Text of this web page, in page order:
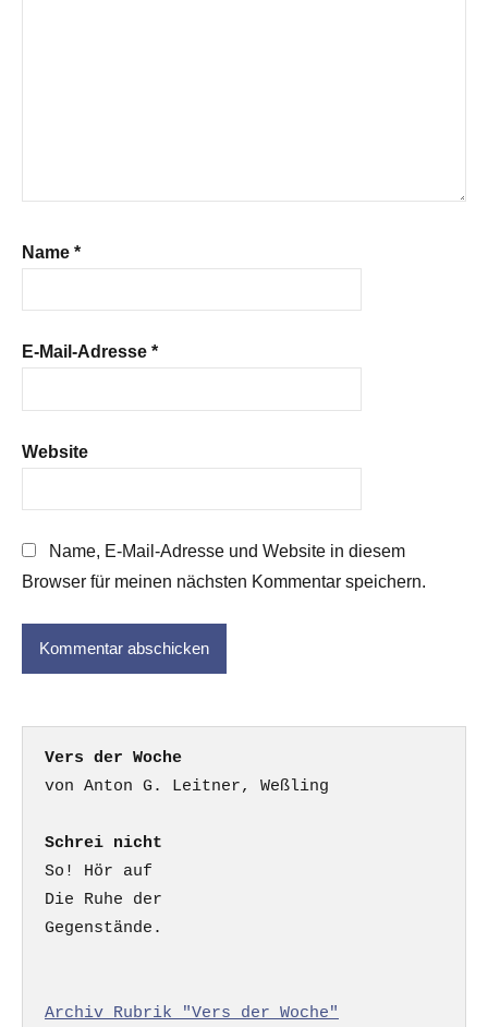
Name *
E-Mail-Adresse *
Website
Name, E-Mail-Adresse und Website in diesem
Browser für meinen nächsten Kommentar speichern.
Vers der Woche
Schrei nicht
So! Hör auf
Die Ruhe der
Gegenstände.
Archiv Rubrik "Vers der Woche"